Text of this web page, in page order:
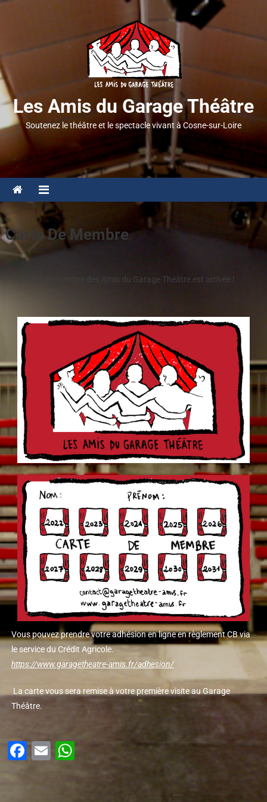
Les Amis du Garage Théâtre
Soutenez le théâtre et le spectacle vivant à Cosne-sur-Loire
Carte De Membre
La carte de membre des Amis du Garage Théâtre est arrivée !
Vous pouvez prendre votre adhésion en ligne en règlement CB via
le service du Crédit Agricole.
https://www.garagetheatre-amis.fr/adhesion/
La carte vous sera remise à votre première visite au Garage
Théâtre.
Facebook
Email
WhatsApp